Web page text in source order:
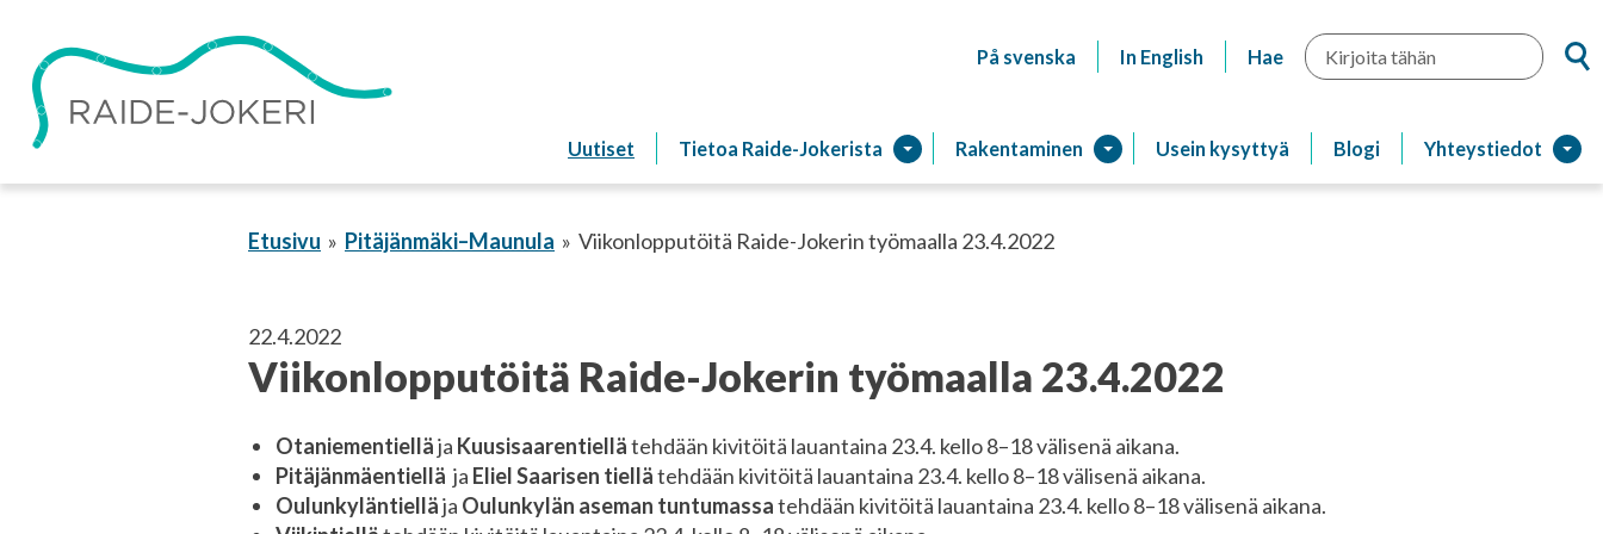
sisältöön
På svenska In English Hae Hae
Uutiset Tietoa Raide-Jokerista Raitiotien
Rakentaminen Usein kysyttyä Blogi Yhteystiedot
Etusivu Pitäjänmäki–Maunula Viikonlopputöitä Raide-Jokerin työmaalla 23.4.2022
22.4.2022
Viikonlopputöitä Raide-Jokerin työmaalla 23.4.2022
Otaniementielläja Kuusisaarentiellätehdään kivitöitä lauantaina 23.4. kello 8–18 välisenä aikana.
Pitäjänmäentiellä ja Eliel Saarisen tiellätehdään kivitöitä lauantaina 23.4. kello 8–18 välisenä aikana.
Oulunkyläntielläja Oulunkylän aseman tuntumassatehdään kivitöitä lauantaina 23.4. kello 8–18 välisenä aikana.